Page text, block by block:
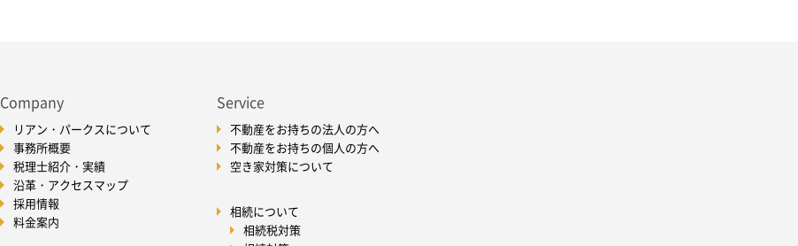
Company
リアン・パークスについて
事務所概要
税理士紹介・実績
沿革・アクセスマップ
採用情報
料金案内
Service
不動産をお持ちの法人の方へ
不動産をお持ちの個人の方へ
空き家対策について
相続について
相続税対策